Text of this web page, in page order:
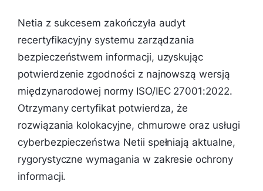
Netia z sukcesem zakończyła audyt
recertyfikacyjny systemu zarządzania
bezpieczeństwem informacji, uzyskując
potwierdzenie zgodności z najnowszą wersją
międzynarodowej normy ISO/IEC 27001:2022.
Otrzymany certyfikat potwierdza, że
rozwiązania kolokacyjne, chmurowe oraz usługi
cyberbezpieczeństwa Netii spełniają aktualne,
rygorystyczne wymagania w zakresie ochrony
informacji.